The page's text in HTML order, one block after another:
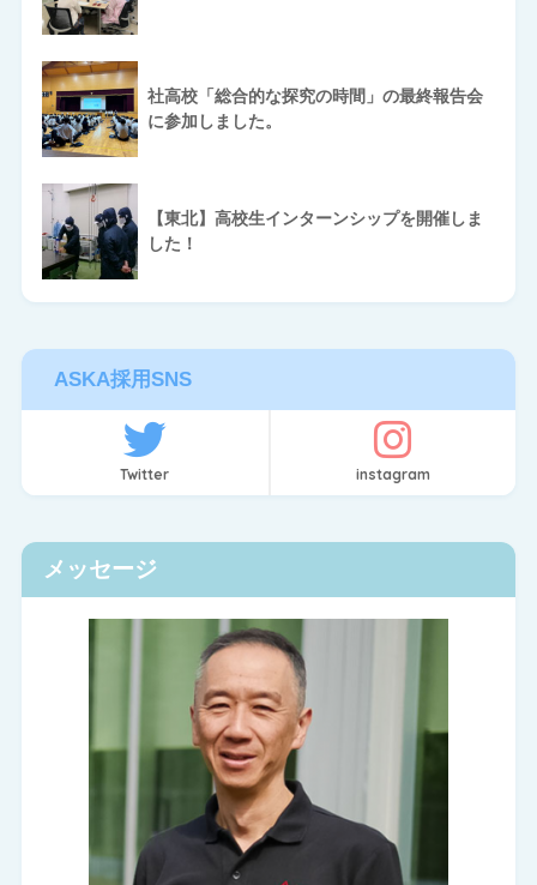
社高校「総合的な探究の時間」の最終報告会
に参加しました。
【東北】高校生インターンシップを開催しま
した！
ASKA採用SNS
Twitter instagram
メッセージ